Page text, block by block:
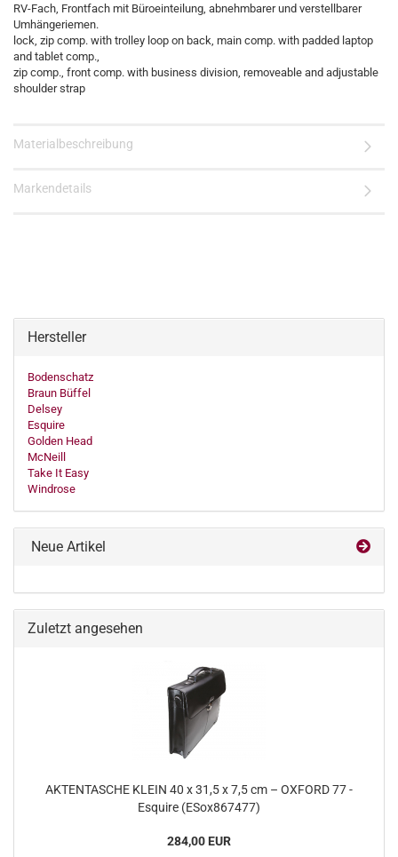
RV-Fach, Frontfach mit Büroeinteilung, abnehmbarer und verstellbarer
Umhängeriemen.
lock, zip comp. with trolley loop on back, main comp. with padded laptop
and tablet comp.,
zip comp., front comp. with business division, removeable and adjustable
shoulder strap
Materialbeschreibung
Markendetails
Hersteller
Bodenschatz
Braun Büffel
Delsey
Esquire
Golden Head
McNeill
Take It Easy
Windrose
Neue Artikel
Zuletzt angesehen
AKTENTASCHE KLEIN 40 x 31,5 x 7,5 cm – OXFORD 77 -
Esquire (ESox867477)
284,00 EUR